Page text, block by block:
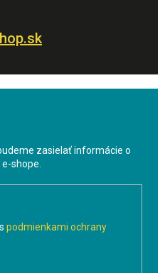
zasielať informácie o
shope.
podmienkami ochrany